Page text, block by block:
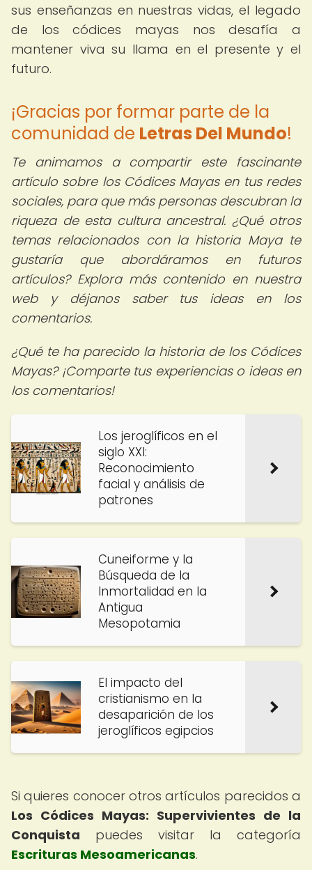
sus enseñanzas en nuestras vidas, el legado
de los códices mayas nos desafía a
mantener viva su llama en el presente y el
futuro.
¡Gracias por formar parte de la
comunidad de Letras Del Mundo!
Te animamos a compartir este fascinante
artículo sobre los Códices Mayas en tus redes
sociales, para que más personas descubran la
riqueza de esta cultura ancestral. ¿Qué otros
temas relacionados con la historia Maya te
gustaría que abordáramos en futuros
artículos? Explora más contenido en nuestra
web y déjanos saber tus ideas en los
comentarios.
¿Qué te ha parecido la historia de los Códices
Mayas? ¡Comparte tus experiencias o ideas en
los comentarios!
Los jeroglíficos en el
siglo XXI:
Reconocimiento
facial y análisis de
patrones
Cuneiforme y la
Búsqueda de la
Inmortalidad en la
Antigua
Mesopotamia
El impacto del
cristianismo en la
desaparición de los
jeroglíficos egipcios
Si quieres conocer otros artículos parecidos a
Los Códices Mayas: Supervivientes de la
Conquista puedes visitar la categoría
Escrituras Mesoamericanas.